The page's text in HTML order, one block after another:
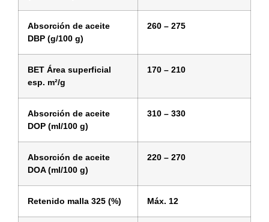
Absorción de aceite
DBP (g/100 g)
260 – 275
BET Área superficial
esp. m²/g
170 – 210
Absorción de aceite
DOP (ml/100 g)
310 – 330
Absorción de aceite
DOA (ml/100 g)
220 – 270
Retenido malla 325 (%) Máx. 12